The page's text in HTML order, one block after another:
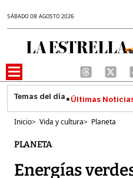
SÁBADO 08 AGOSTO 2026
Últimas
Inicio> Vida y cultura> Planeta
PLANETA
Energías